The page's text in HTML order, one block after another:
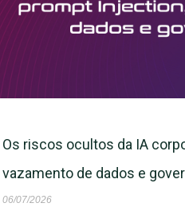
Os riscos ocultos da IA
vazamento de dados e
06/07/2026